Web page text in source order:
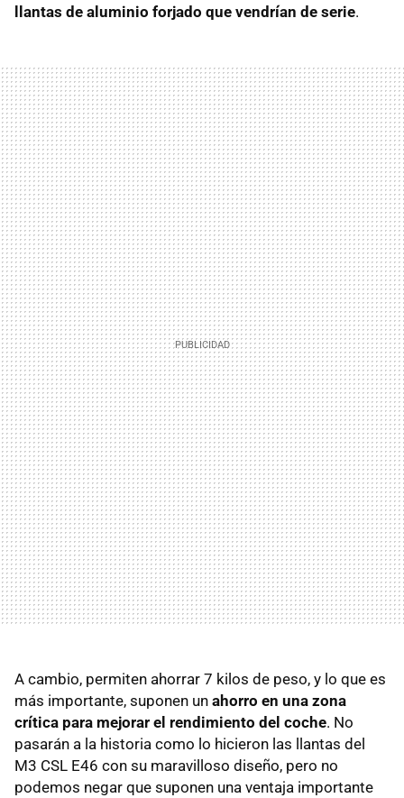
llantas de aluminio forjado que vendrían de serie.
A cambio, permiten ahorrar 7 kilos de peso, y lo que es
más importante, suponen un ahorro en una zona
crítica para mejorar el rendimiento del coche. No
pasarán a la historia como lo hicieron las llantas del
M3 CSL E46 con su maravilloso diseño, pero no
podemos negar que suponen una ventaja importante